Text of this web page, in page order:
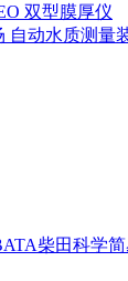
双型膜厚仪
自动水质测量
柴田科学